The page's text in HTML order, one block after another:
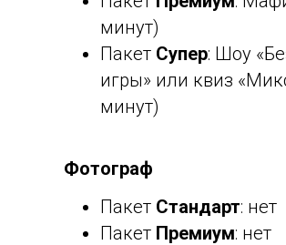
минут)
Пакет Супер: Шоу
игры» или квиз
минут)
Фотограф
Пакет Стандарт: нет
Пакет Премиум: нет